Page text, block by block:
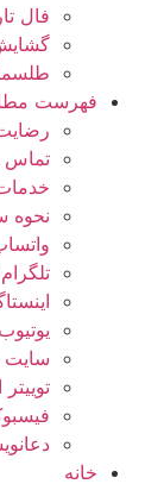
فال
فهرست
تماس
نحوه
سایت
خانه